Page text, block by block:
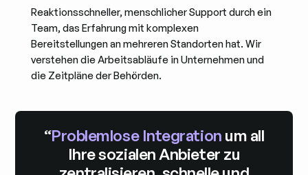
Reaktionsschneller, menschlicher Support durch ein
Team, das Erfahrung mit komplexen
Bereitstellungen an mehreren Standorten hat. Wir
verstehen die Arbeitsabläufe in Unternehmen und
die Zeitpläne der Behörden.
“Problemlose Integration um all
Ihre sozialen Anbieter zu